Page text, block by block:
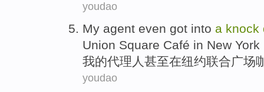
youdao
My agent even got into a knock
Union Square Café in New York
我的代理人 甚至在纽约联合广场
youdao